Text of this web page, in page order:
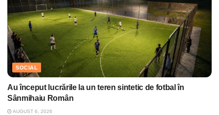
SOCIAL
Au început lucrările la un teren sintetic de fotbal în
Sânmihaiu Român
AUGUST 6, 2026